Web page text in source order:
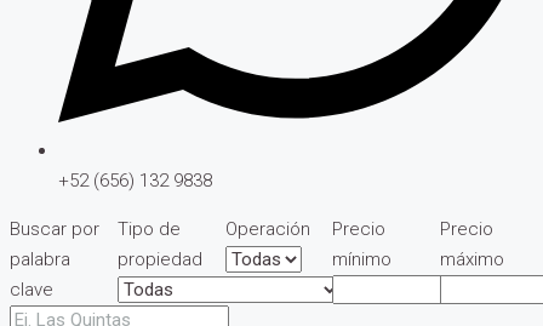
+52 (656) 132 9838
Buscar por
palabra
clave
Tipo de
propiedad
Operación
Precio
mínimo
Precio
máximo